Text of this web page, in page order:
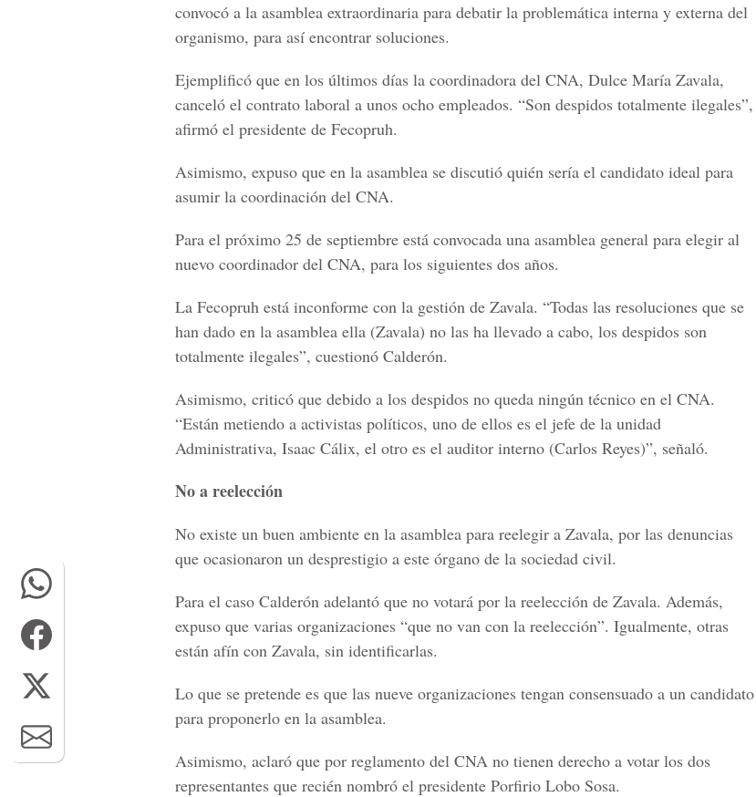
convocó a la asamblea extraordinaria para debatir la problemática interna y externa del
organismo, para así encontrar soluciones.
Ejemplificó que en los últimos días la coordinadora del CNA, Dulce María Zavala,
canceló el contrato laboral a unos ocho empleados. “Son despidos totalmente ilegales”,
afirmó el presidente de Fecopruh.
Asimismo, expuso que en la asamblea se discutió quién sería el candidato ideal para
asumir la coordinación del CNA.
Para el próximo 25 de septiembre está convocada una asamblea general para elegir al
nuevo coordinador del CNA, para los siguientes dos años.
La Fecopruh está inconforme con la gestión de Zavala. “Todas las resoluciones que se
han dado en la asamblea ella (Zavala) no las ha llevado a cabo, los despidos son
totalmente ilegales”, cuestionó Calderón.
Asimismo, criticó que debido a los despidos no queda ningún técnico en el CNA.
“Están metiendo a activistas políticos, uno de ellos es el jefe de la unidad
Administrativa, Isaac Cálix, el otro es el auditor interno (Carlos Reyes)”, señaló.
No a reelección
No existe un buen ambiente en la asamblea para reelegir a Zavala, por las denuncias
que ocasionaron un desprestigio a este órgano de la sociedad civil.
Para el caso Calderón adelantó que no votará por la reelección de Zavala. Además,
expuso que varias organizaciones “que no van con la reelección”. Igualmente, otras
están afín con Zavala, sin identificarlas.
Lo que se pretende es que las nueve organizaciones tengan consensuado a un candidato
para proponerlo en la asamblea.
Asimismo, aclaró que por reglamento del CNA no tienen derecho a votar los dos
representantes que recién nombró el presidente Porfirio Lobo Sosa.